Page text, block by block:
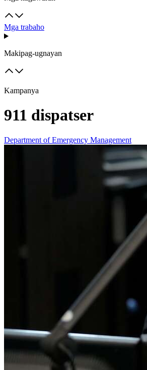
Mga trabaho
Makipag-ugnayan
Kampanya
911 dispatser
Department of Emergency Management